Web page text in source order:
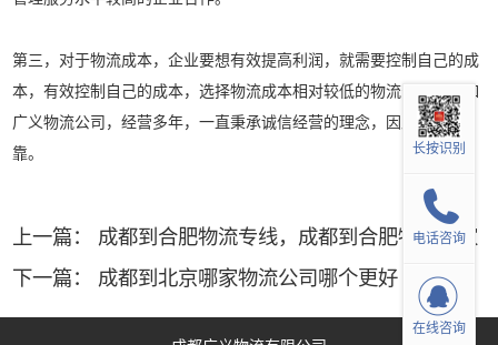
第三，对于物流成本，企业要想有效提高利润，就需要控制自己的成
本，有效控制自己的成本，选择物流成本相对较低的物流公司。比如
广义物流公司，经营多年，一直秉承诚信经营的理念，因此更加可
靠。
上一篇： 成都到合肥物流专线，成都到合肥物流哪家
公司好
下一篇： 成都到北京哪家物流公司哪个更好
长按识别
电话咨询
在线咨询